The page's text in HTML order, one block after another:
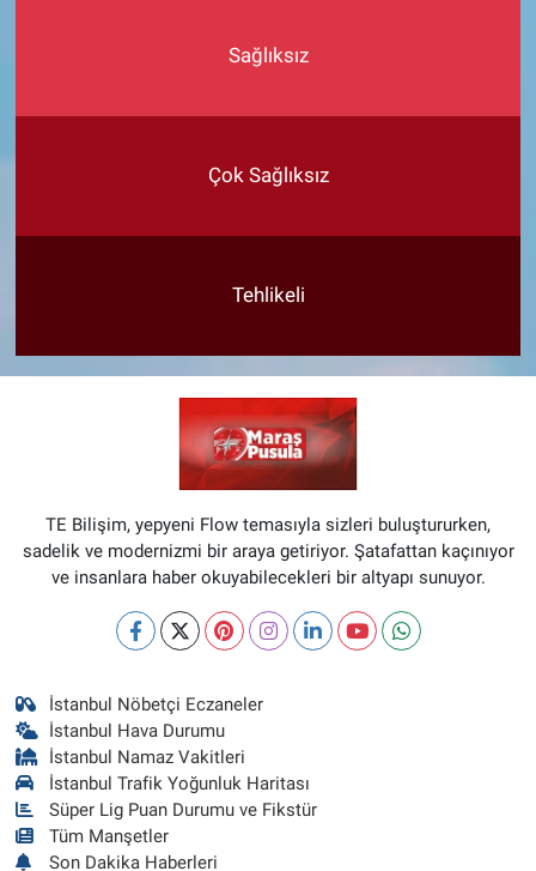
Sağlıksız
Çok Sağlıksız
Tehlikeli
TE Bilişim, yepyeni Flow temasıyla sizleri buluştururken,
sadelik ve modernizmi bir araya getiriyor. Şatafattan kaçınıyor
ve insanlara haber okuyabilecekleri bir altyapı sunuyor.
İstanbul Nöbetçi Eczaneler
İstanbul Hava Durumu
İstanbul Namaz Vakitleri
İstanbul Trafik Yoğunluk Haritası
Süper Lig Puan Durumu ve Fikstür
Tüm Manşetler
Son Dakika Haberleri